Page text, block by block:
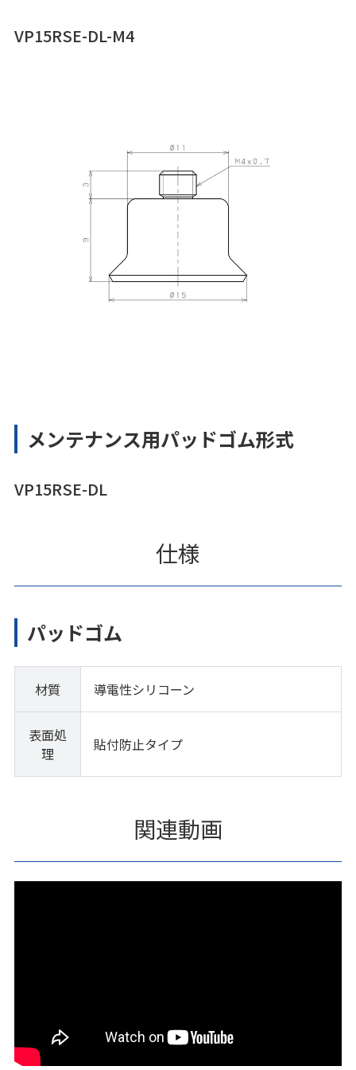
VP15RSE-DL-M4
メンテナンス用パッドゴム形式
VP15RSE-DL
仕様
パッドゴム
材質 導電性シリコーン
表面処
理
貼付防止タイプ
関連動画